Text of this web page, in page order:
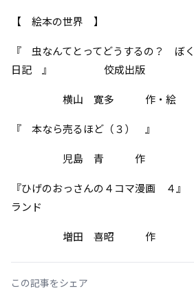
【 絵本の世界 】
『 虫なんてとってどうするの？ ぼ
日記 』 佼成出版
横山 寛多
『 本なら売るほど（３） 』
児島 青 作
『ひげのおっさんの４コマ漫
ランド
増田 喜昭 作
この記事をシェア